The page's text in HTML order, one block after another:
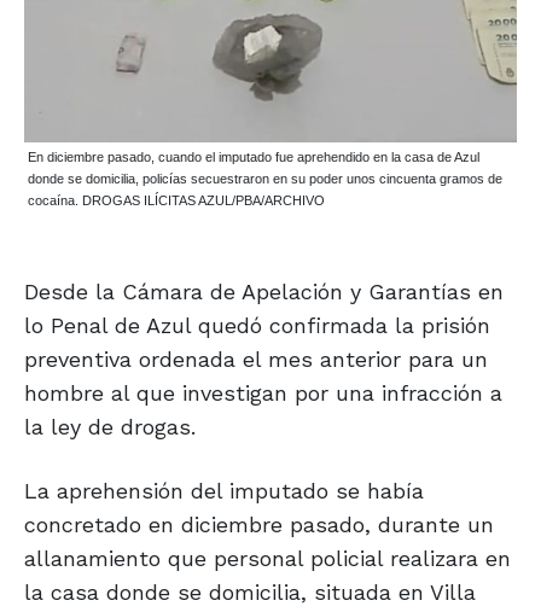
En diciembre pasado, cuando el imputado fue aprehendido en la casa de Azul
donde se domicilia, policías secuestraron en su poder unos cincuenta gramos de
cocaína. DROGAS ILÍCITAS AZUL/PBA/ARCHIVO
Desde la Cámara de Apelación y Garantías en
lo Penal de Azul quedó confirmada la prisión
preventiva ordenada el mes anterior para un
hombre al que investigan por una infracción a
la ley de drogas.
La aprehensión del imputado se había
concretado en diciembre pasado, durante un
allanamiento que personal policial realizara en
la casa donde se domicilia, situada en Villa